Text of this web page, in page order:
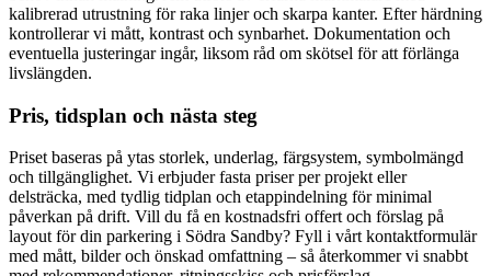
kalibrerad utrustning för raka linjer och skarpa kanter. Efter härdning
kontrollerar vi mått, kontrast och synbarhet. Dokumentation och
eventuella justeringar ingår, liksom råd om skötsel för att förlänga
livslängden.
Pris, tidsplan och nästa steg
Priset baseras på ytas storlek, underlag, färgsystem, symbolmängd
och tillgänglighet. Vi erbjuder fasta priser per projekt eller
delsträcka, med tydlig tidplan och etappindelning för minimal
påverkan på drift. Vill du få en kostnadsfri offert och förslag på
layout för din parkering i Södra Sandby? Fyll i vårt kontaktformulär
med mått, bilder och önskad omfattning – så återkommer vi snabbt